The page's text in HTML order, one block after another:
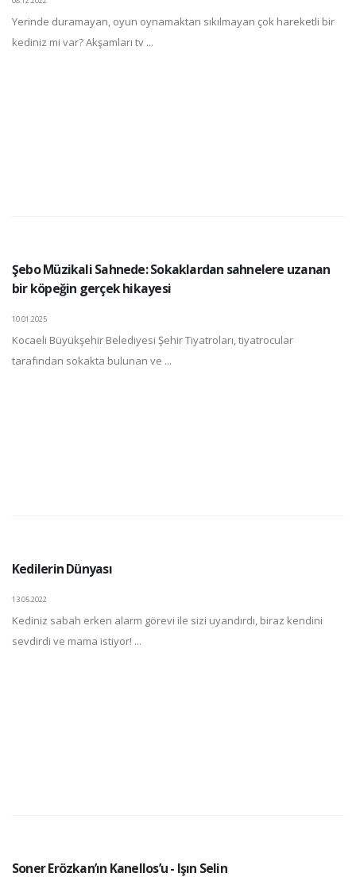
Yerinde duramayan, oyun oynamaktan sıkılmayan çok hareketli bir
kediniz mi var? Akşamları tv ...
Şebo Müzikali Sahnede: Sokaklardan sahnelere uzanan
bir köpeğin gerçek hikayesi
10.01.2025
Kocaeli Büyükşehir Belediyesi Şehir Tiyatroları, tiyatrocular
tarafından sokakta bulunan ve ...
Kedilerin Dünyası
13.05.2022
Kediniz sabah erken alarm görevi ile sizi uyandırdı, biraz kendini
sevdirdi ve mama istiyor! ...
Soner Erözkan’ın Kanellos’u - Işın Selin